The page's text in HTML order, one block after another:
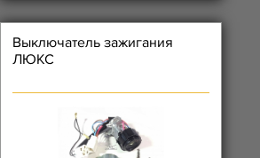
Выключатель зажигания
ЛЮКС